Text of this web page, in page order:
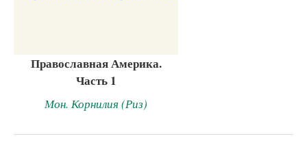
Православная Америка.
Часть 1
Мон. Корнилия (Риз)